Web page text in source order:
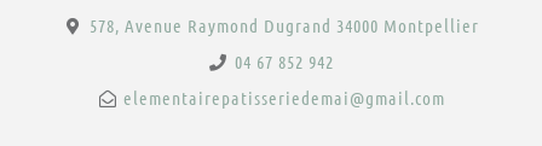
578, Avenue Raymond Dugrand 34000 Montpellier
04 67 852 942
elementairepatisseriedemai@gmail.com